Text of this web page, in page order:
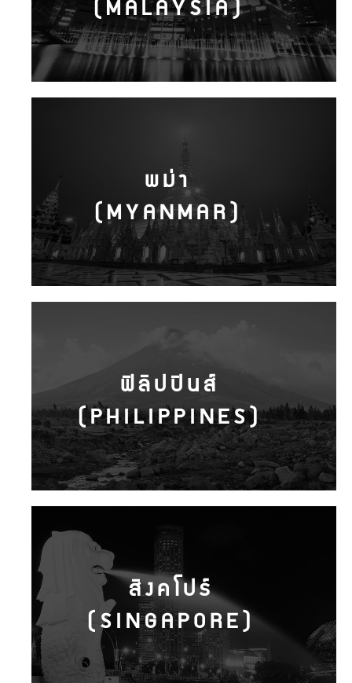
(MALAYSIA)
พม่า
(MYANMAR)
ฟิลิปปินส์
(PHILIPPINES)
สิงคโปร์
(SINGAPORE)